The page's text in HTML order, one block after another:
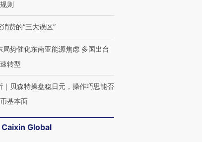
则
费的“三大误区”
局势催化东南亚能源焦虑 多国出台
转型
｜贝森特操盘稳日元，操作巧思能否
基本面
Global